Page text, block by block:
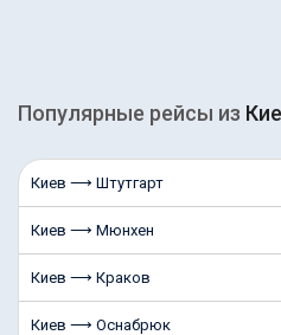
Популярные рейсы из
Киев ⟶ Штутгарт
Киев ⟶ Мюнхен
Киев ⟶ Краков
Киев ⟶ Оснабрюк